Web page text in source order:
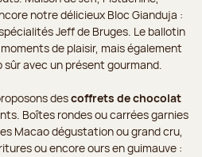
notre délicieux Bloc Gianduja :
Jeff de Bruges. Le ballotin
de plaisir, mais également
avec un présent gourmand.
descoffrets de chocolat
Boîtes rondes ou carrées garnies
Macao dégustation ou grand cru,
ou encore ours en guimauve :